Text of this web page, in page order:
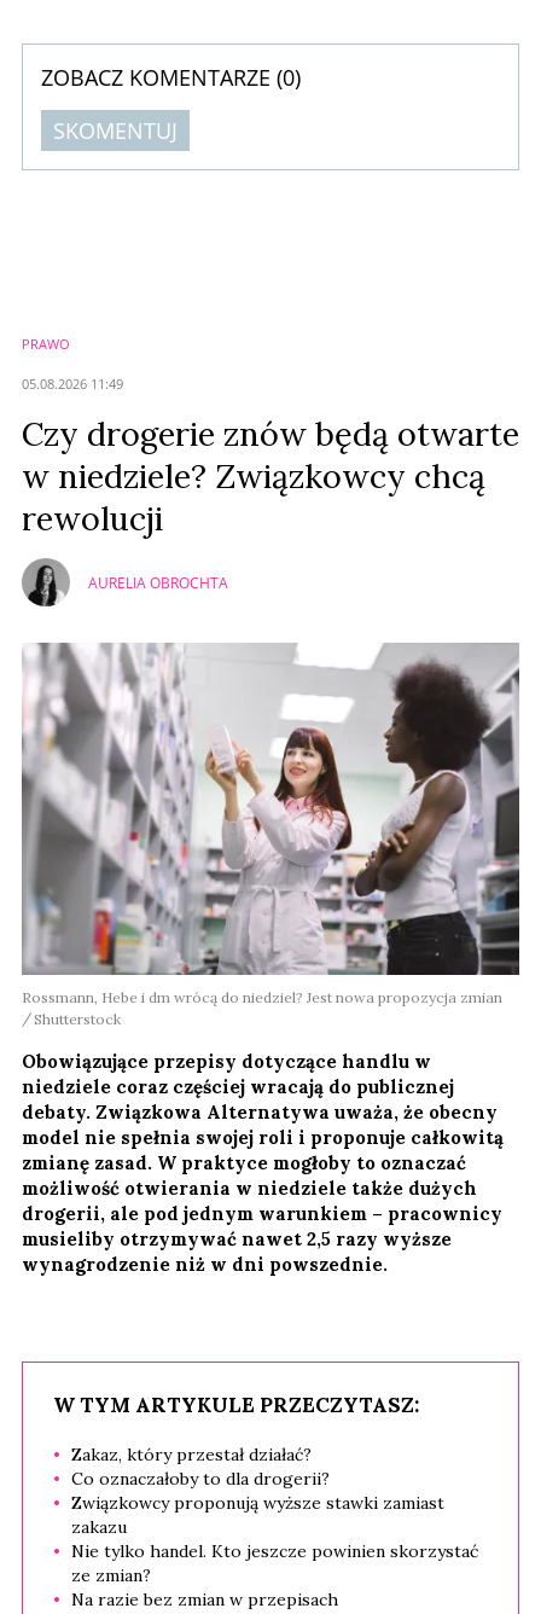
ZOBACZ KOMENTARZE (0)
SKOMENTUJ
PRAWO
05.08.2026 11:49
Czy drogerie znów będą otwarte
w niedziele? Związkowcy chcą
rewolucji
AURELIA OBROCHTA
Rossmann, Hebe i dm wrócą do niedziel? Jest nowa propozycja zmian
Shutterstock
Obowiązujące przepisy dotyczące handlu w
niedziele coraz częściej wracają do publicznej
debaty. Związkowa Alternatywa uważa, że obecny
model nie spełnia swojej roli i proponuje całkowitą
zmianę zasad. W praktyce mogłoby to oznaczać
możliwość otwierania w niedziele także dużych
drogerii, ale pod jednym warunkiem – pracownicy
musieliby otrzymywać nawet 2,5 razy wyższe
wynagrodzenie niż w dni powszednie.
W TYM ARTYKULE PRZECZYTASZ:
Zakaz, który przestał działać?
Co oznaczałoby to dla drogerii?
Związkowcy proponują wyższe stawki zamiast
zakazu
Nie tylko handel. Kto jeszcze powinien skorzystać
ze zmian?
Na razie bez zmian w przepisach